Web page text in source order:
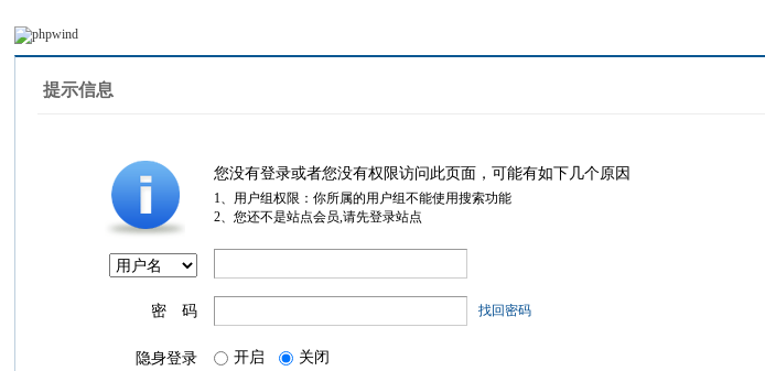
提示信息
您没有登录或者您没有权限访问此页面，可能有如下几个原因
1、用户组权限：你所属的用户组不能使用搜索功能
2、您还不是站点会员,请先登录站点
密 码 找回密码
隐身登录 开启 关闭